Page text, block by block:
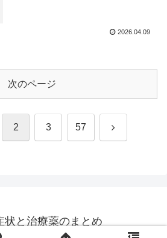
2026.04.09
次のページ
2 3 57 次
状と治療薬のまとめ